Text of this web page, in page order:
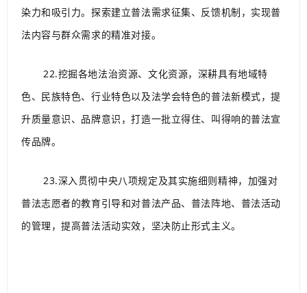
染力和吸引力。探索建立普法需求征集、反馈机制，实现普
法内容与群众需求的精准对接。
22.挖掘各地法治资源、文化资源，深耕具有地域特
色、民族特色、行业特色以及法学会特色的普法新模式，提
升质量意识、品牌意识，打造一批立得住、叫得响的普法宣
传品牌。
23.深入贯彻中央八项规定及其实施细则精神，加强对
普法志愿者的教育引导和对普法产品、普法阵地、普法活动
的管理，提高普法活动实效，坚决防止形式主义。